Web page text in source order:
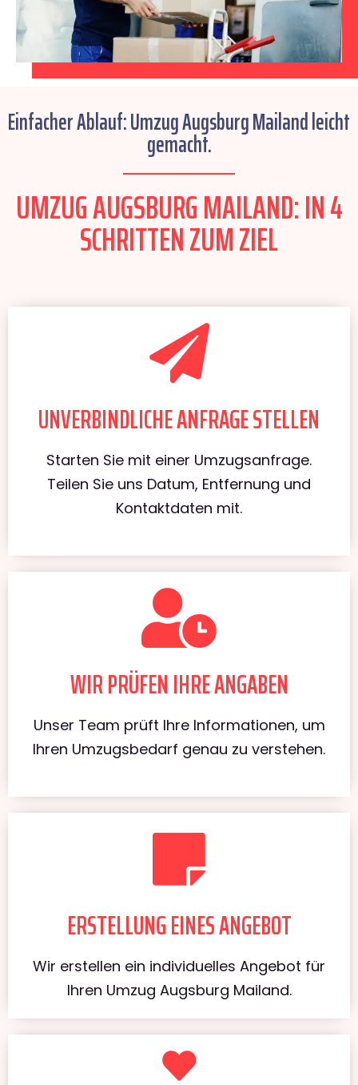
Einfacher Ablauf: Umzug Augsburg Mailand leicht
gemacht.
UMZUG AUGSBURG MAILAND: IN 4
SCHRITTEN ZUM ZIEL
UNVERBINDLICHE ANFRAGE STELLEN
Starten Sie mit einer Umzugsanfrage.
Teilen Sie uns Datum, Entfernung und
Kontaktdaten mit.
WIR PRÜFEN IHRE ANGABEN
Unser Team prüft Ihre Informationen, um
Ihren Umzugsbedarf genau zu verstehen.
ERSTELLUNG EINES ANGEBOT
Wir erstellen ein individuelles Angebot für
Ihren Umzug Augsburg Mailand.